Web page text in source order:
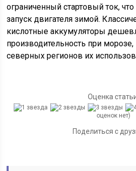
ограниченный стартовый ток,
запуск двигателя зимой.
кислотные аккумуляторы
производительность при
северных регионов их
Оценка
оценок нет)
Поделиться с